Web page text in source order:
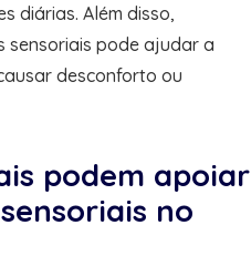
diárias. Além disso,
sensoriais pode ajudar a
desconforto ou
podem apoiar
no